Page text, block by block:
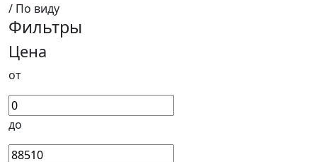
/ По виду
Фильтры
Цена
от
до